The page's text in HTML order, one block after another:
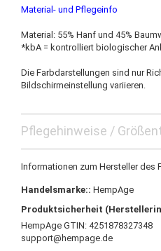
Material- und Pflegeinfo
Material: 55% Hanf und 45%
*kbA = kontrolliert biologischer
Die Farbdarstellungen sind nur
Bildschirmeinstellung variieren.
Pflegehinweise /
Informationen zum Hersteller des
Handelsmarke:: HempAge
Produktsicherheit
HempAge GTIN: 4251878327348
support@hempage.de